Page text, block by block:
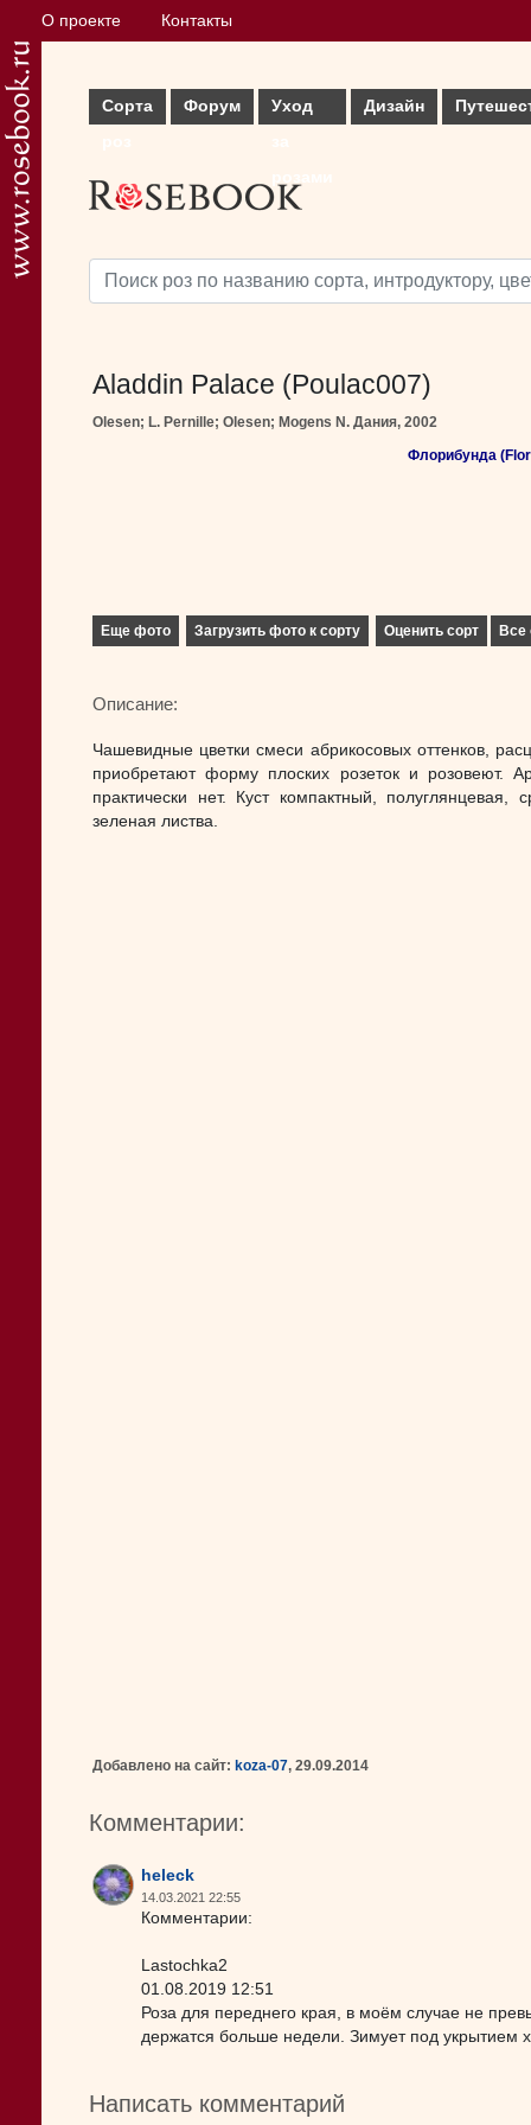
О проекте Контакты
Сорта
Форум
Уход
Дизайн
Aladdin Palace (Poulac007)
Olesen; L. Pernille; Olesen; Mogens N. Дания, 2002
Флорибунда
Еще фото Загрузить фото к сорту Оценить сорт Все
Описание:
Чашевидные цветки смеси абрикосовых оттенков,
приобретают форму плоских розеток и розовеют.
практически нет. Куст компактный, полуглянцевая,
зеленая листва.
Добавлено на сайт: koza-07, 29.09.2014
Комментарии:
heleck
14.03.2021 22:55
Комментарии:
Lastochka2
01.08.2019 12:51
Роза для переднего края, в моём случае не
держатся больше недели. Зимует под укрытием
Написать комментарий